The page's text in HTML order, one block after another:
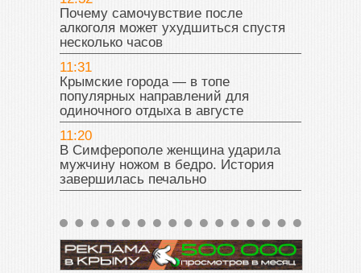
Почему самочувствие после
алкоголя может ухудшиться спустя
несколько часов
11:31
Крымские города — в топе
популярных направлений для
одиночного отдыха в августе
11:20
В Симферополе женщина ударила
мужчину ножом в бедро. История
завершилась печально